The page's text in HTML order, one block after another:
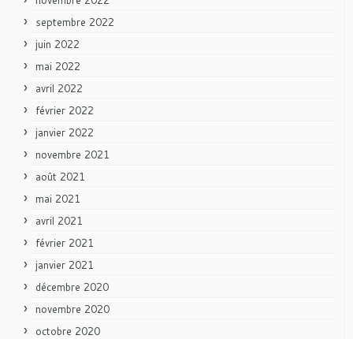
septembre 2022
juin 2022
mai 2022
avril 2022
février 2022
janvier 2022
novembre 2021
août 2021
mai 2021
avril 2021
février 2021
janvier 2021
décembre 2020
novembre 2020
octobre 2020